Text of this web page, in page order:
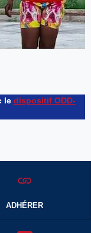
le dispositif ODD-
ADHÉRER